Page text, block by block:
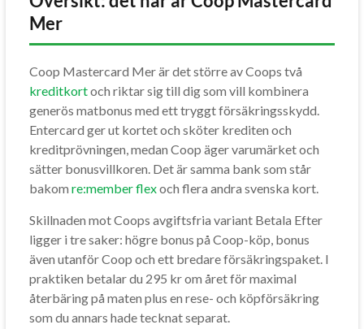
Mer
Coop Mastercard Mer är det större av Coops två
kreditkortoch riktar sig till dig som vill kombinera
generös matbonus med ett tryggt försäkringsskydd.
Entercard ger ut kortet och sköter krediten och
kreditprövningen, medan Coop äger varumärket och
sätter bonusvillkoren. Det är samma bank som står
bakom re:member flexoch flera andra svenska kort.
Skillnaden mot Coops avgiftsfria variant Betala Efter
ligger i tre saker: högre bonus på Coop-köp, bonus
även utanför Coop och ett bredare försäkringspaket. I
praktiken betalar du 295 kr om året för maximal
återbäring på maten plus en rese- och köpförsäkring
som du annars hade tecknat separat.